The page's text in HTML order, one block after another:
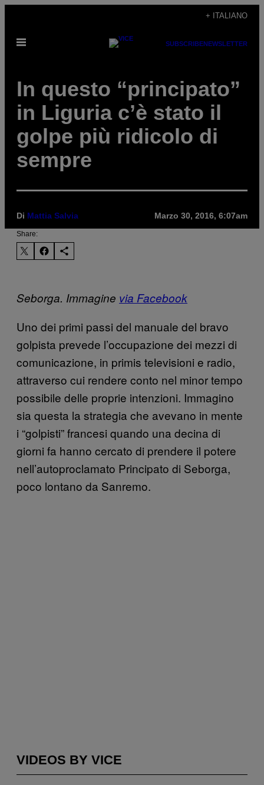
contenuto
+ ITALIANO
Apri
SUBSCRIBENEWSLETTER
In questo “principato”
in Liguria c’è stato il
golpe più ridicolo di
sempre
Di Mattia Salvia Marzo 30, 2016, 6:07am
Share:
Seborga. Immagine via Facebook
Uno dei primi passi del manuale del bravo
golpista prevede l’occupazione dei mezzi di
comunicazione, in primis televisioni e radio,
attraverso cui rendere conto nel minor tempo
possibile delle proprie intenzioni. Immagino
sia questa la strategia che avevano in mente
i “golpisti” francesi quando una decina di
giorni fa hanno cercato di prendere il potere
nell’autoproclamato Principato di Seborga,
poco lontano da Sanremo.
VIDEOS BY VICE